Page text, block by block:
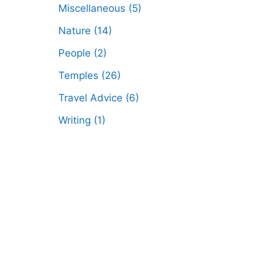
Miscellaneous (5)
Nature (14)
People (2)
Temples (26)
Travel Advice (6)
Writing (1)